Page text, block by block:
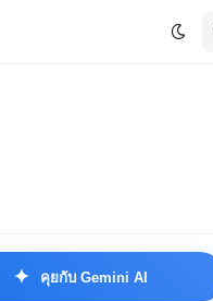
✦ คุยกับ Gemini AI